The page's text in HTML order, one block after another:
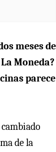
meses de
Moneda?
parece
de la